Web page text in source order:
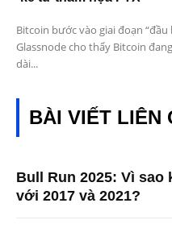
Bitcoin bước vào giai đoạn
Glassnode cho thấy Bitcoin
dài...
BÀI VIẾT LIÊN
Bull Run 2025: Vì sao
với 2017 và 2021?